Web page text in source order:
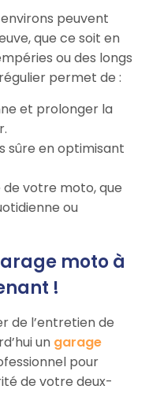
peuvent
que ce soit en
ou des longs
permet de :
et prolonger la
sûre en optimisant
votre moto, que
ou
moto à
!
de l’entretien de
un garage
pour
de votre deux-